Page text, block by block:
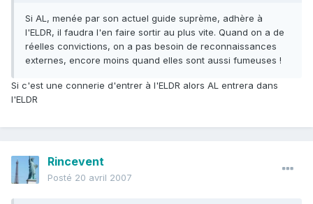
Si AL, menée par son actuel guide suprème, adhère à
l'ELDR, il faudra l'en faire sortir au plus vite. Quand on a de
réelles convictions, on a pas besoin de reconnaissances
externes, encore moins quand elles sont aussi fumeuses !
Si c'est une connerie d'entrer à l'ELDR alors AL entrera dans
l'ELDR
Rincevent
Posté 20 avril 2007